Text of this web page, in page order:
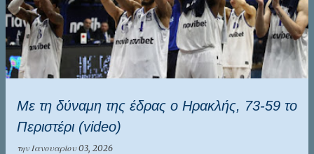
Με τη δύναμη της έδρας ο Ηρακλής, 73-59 το
Περιστέρι (video)
την Ιανουαρίου 03, 2026